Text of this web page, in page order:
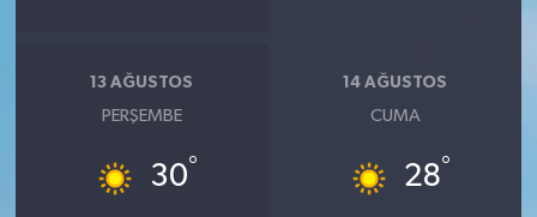
13 AĞUSTOS
PERŞEMBE
30°
14 AĞUSTOS
CUMA
28°